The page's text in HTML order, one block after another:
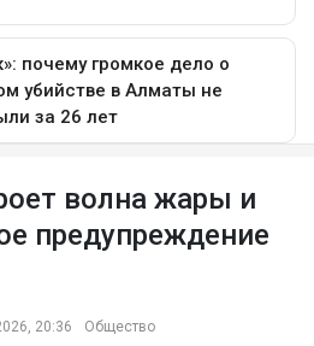
волна жары и
предупреждение
20:36 Общество